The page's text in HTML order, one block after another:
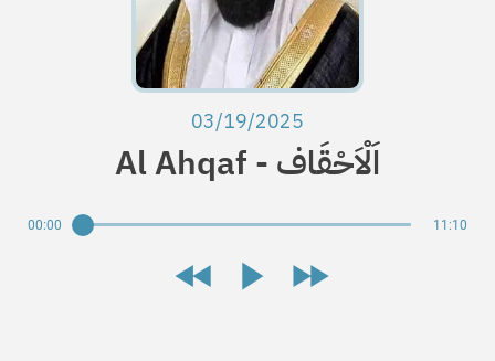
03/19/2025
Al Ahqaf - اَلْاَحْقَاف
00:00 11:10